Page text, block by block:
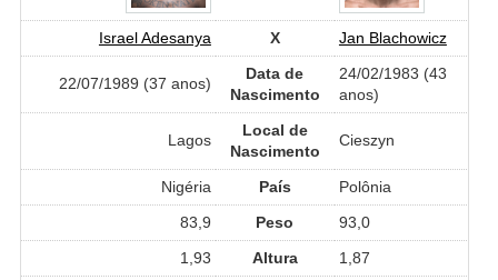
Israel Adesanya X Jan Blachowicz
22/07/1989 (37 anos)
Data de
Nascimento
24/02/1983 (43
anos)
Lagos
Local de
Nascimento
Cieszyn
Nigéria País
Polônia
83,9
Peso
93,0
1,93
Altura 1,87